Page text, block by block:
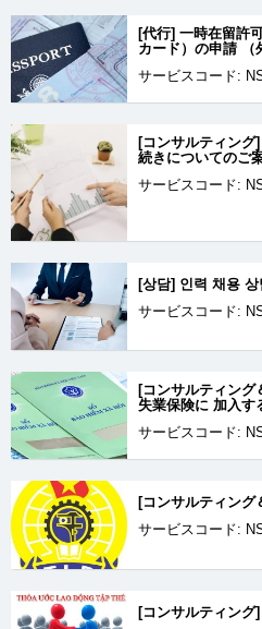
[代行] 一時在留許
カード）の申請 （
サービスコード:
[コンサルティン
続きについてのご
サービスコード:
[상담] 인력 채용 상
サービスコード:
[コンサルティング
失業保険に 加入す
サービスコード:
[コンサルティング
サービスコード:
[コンサルティング